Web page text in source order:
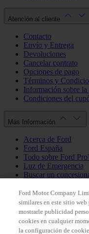
Atención al cliente
Contacto
Envío y Entrega
Devoluciones
Cancelar contrato
Opciones de pago
Términos y
Información sobre la
Condiciones del
Más Información
Acerca de Ford
Ford España
Todo sobre Ford
Luz de Emergencia
Buscar un
Política de
Mi Cuenta
Ford Motor Company
similares en este sitio
mostrarle publicidad
cookies en cualquier
la configuración de